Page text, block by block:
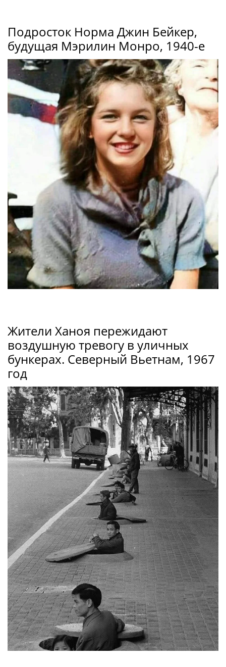
Подросток Норма Джин Бейкер,
будущая Мэрилин Монро, 1940-е
Жители Ханоя пережидают
воздушную тревогу в уличных
бункерах. Северный Вьетнам, 1967
год